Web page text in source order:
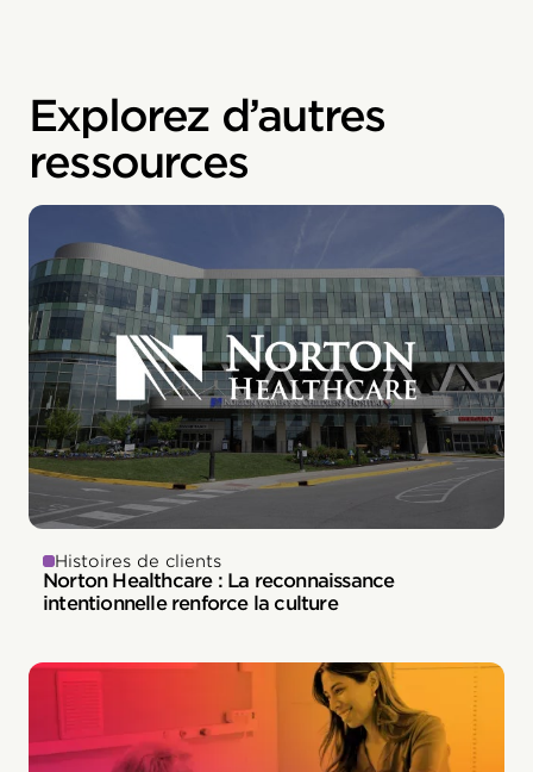
Explorez d’autres
ressources
Histoires de clients
Norton Healthcare : La reconnaissance
intentionnelle renforce la culture